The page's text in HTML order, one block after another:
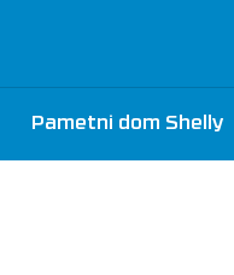
Pametni dom Shelly